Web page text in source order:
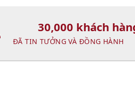
30,000 khách
ĐÃ TIN TƯỞNG VÀ ĐỒNG HÀNH